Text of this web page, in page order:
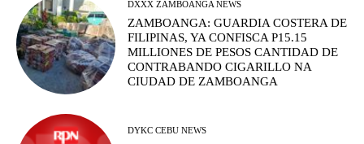
DXXX ZAMBOANGA NEWS
ZAMBOANGA: GUARDIA COSTERA DE
FILIPINAS, YA CONFISCA P15.15
MILLIONES DE PESOS CANTIDAD DE
CONTRABANDO CIGARILLO NA
CIUDAD DE ZAMBOANGA
DYKC CEBU NEWS